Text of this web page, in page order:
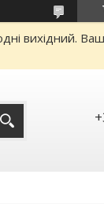
вихідний.